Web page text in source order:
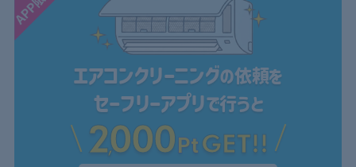
エアコンクリーニングの依頼を
セーフリーアプリで行うと
2,000 Pt GET!!